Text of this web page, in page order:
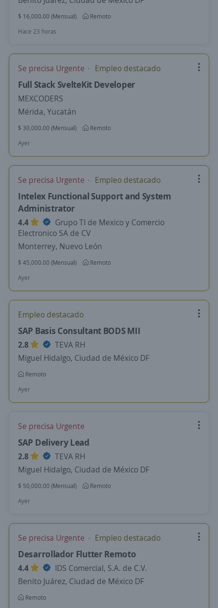
$ 16,000.00 (Mensual)
Remoto
Hace 23 horas
Se precisa Urgente Empleo destacado
Full Stack SvelteKit Developer
MEXCODERS
Mérida, Yucatán
$ 30,000.00 (Mensual)
Remoto
Ayer
Se precisa Urgente Empleo destacado
Intelex Functional Support and System
Administrator
4.4
Grupo TI de Mexico y Comercio
Electronico SA de CV
Monterrey, Nuevo León
$ 45,000.00 (Mensual)
Remoto
Ayer
Empleo destacado
SAP Basis Consultant BODS MII
2.8
TEVA RH
Miguel Hidalgo, Ciudad de México DF
Remoto
Ayer
Se precisa Urgente
SAP Delivery Lead
2.8
TEVA RH
Miguel Hidalgo, Ciudad de México DF
$ 50,000.00 (Mensual)
Remoto
Ayer
Se precisa Urgente Empleo destacado
Desarrollador Flutter Remoto
4.4
IDS Comercial, S.A. de C.V.
Benito Juárez, Ciudad de México DF
Remoto